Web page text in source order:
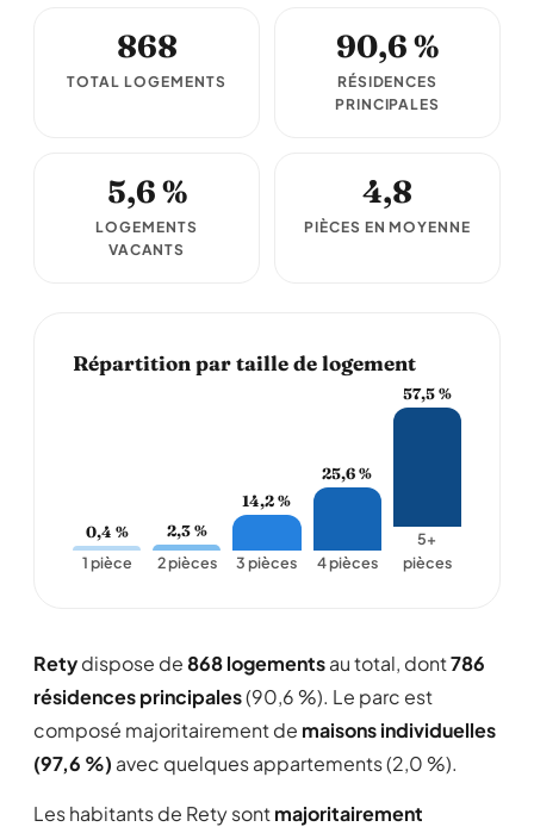
868
TOTAL LOGEMENTS
90,6 %
RÉSIDENCES
PRINCIPALES
5,6 %
LOGEMENTS
VACANTS
4,8
PIÈCES EN MOYENNE
Répartition par taille de logement
0,4 %
1 pièce
2,3 %
2 pièces
14,2 %
3 pièces
25,6 %
4 pièces
57,5 %
5+
pièces
Retydispose de868 logementsau total, dont786
résidences principales(90,6 %). Le parc est
composé majoritairement de maisons individuelles
(97,6 %) avec quelques appartements (2,0 %).
Les habitants de Rety sontmajoritairement